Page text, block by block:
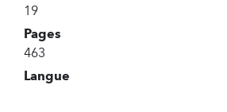
19
Pages
463
Langue